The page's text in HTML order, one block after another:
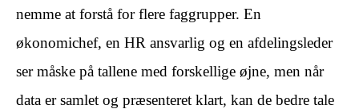
nemme at forstå for flere faggrupper. En
økonomichef, en HR ansvarlig og en afdelingsleder
ser måske på tallene med forskellige øjne, men når
data er samlet og præsenteret klart, kan de bedre tale